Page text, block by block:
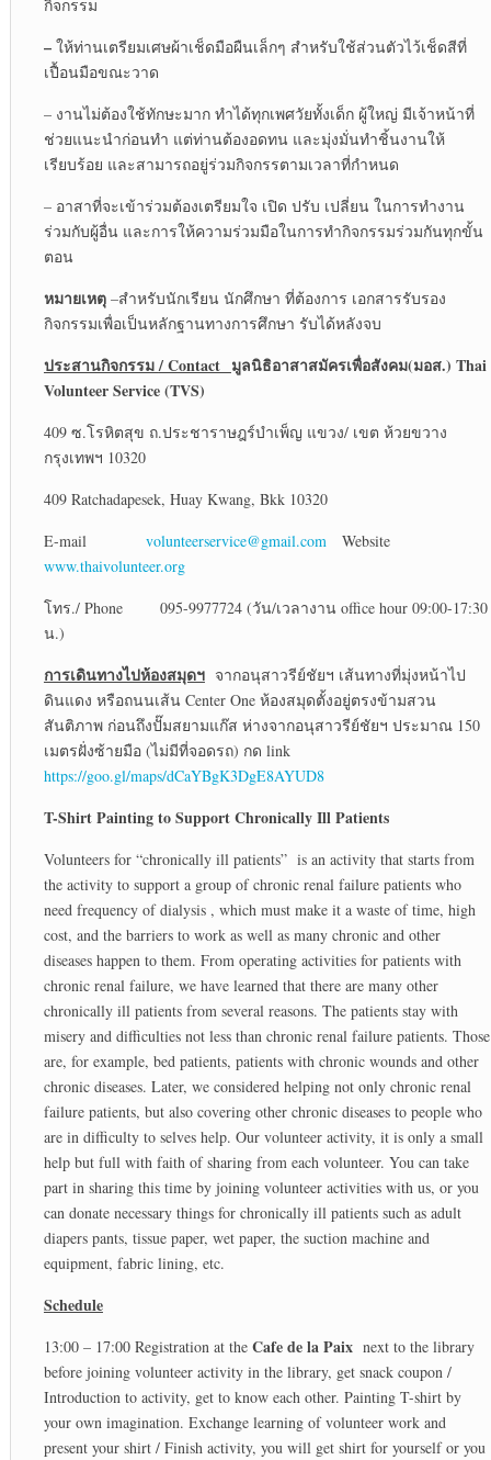
กิจกรรม
– ให้ท่านเตรียมเศษผ้าเช็ดมือผืนเล็กๆ สำหรับใช้ส่วนตัวไว้เช็ดสีที่
เปื้อนมือขณะวาด
– งานไม่ต้องใช้ทักษะมาก ทำได้ทุกเพศวัยทั้งเด็ก ผู้ใหญ่ มีเจ้าหน้าที่
ช่วยแนะนำก่อนทำ แต่ท่านต้องอดทน และมุ่งมั่นทำชิ้นงานให้
เรียบร้อย และสามารถอยู่ร่วมกิจกรรตามเวลาที่กำหนด
– อาสาที่จะเข้าร่วมต้องเตรียมใจ เปิด ปรับ เปลี่ยน ในการทำงาน
ร่วมกับผู้อื่น และการให้ความร่วมมือในการทำกิจกรรมร่วมกันทุกขั้น
ตอน
หมายเหตุ–สำหรับนักเรียน นักศึกษา ที่ต้องการ เอกสารรับรอง
กิจกรรมเพื่อเป็นหลักฐานทางการศึกษา รับได้หลังจบ
ประสานกิจกรรม/ Contact มูลนิธิอาสาสมัครเพื่อสังคม(มอส.) Thai
Volunteer Service (TVS)
409 ซ.โรหิตสุข ถ.ประชาราษฎร์บำเพ็ญ แขวง/ เขต ห้วยขวาง
กรุงเทพฯ 10320
409 Ratchadapesek, Huay Kwang, Bkk 10320
E-mail volunteerservice@gmail.com Website
www.thaivolunteer.org
โทร./ Phone 095-9977724 (วัน/เวลางาน office hour 09:00-17:30
น.)
การเดินทางไปห้องสมุดฯจากอนุสาวรีย์ชัยฯ เส้นทางที่มุ่งหน้าไป
ดินแดง หรือถนนเส้น Center One ห้องสมุดตั้งอยู่ตรงข้ามสวน
สันติภาพ ก่อนถึงปั๊มสยามแก๊ส ห่างจากอนุสาวรีย์ชัยฯ ประมาณ 150
เมตรฝั่งซ้ายมือ (ไม่มีที่จอดรถ) กด link
https://goo.gl/maps/dCaYBgK3DgE8AYUD8
T-Shirt Painting to Support Chronically Ill Patients
Volunteers for “chronically ill patients” is an activity that starts from
the activity to support a group of chronic renal failure patients who
need frequency of dialysis , which must make it a waste of time, high
cost, and the barriers to work as well as many chronic and other
diseases happen to them. From operating activities for patients with
chronic renal failure, we have learned that there are many other
chronically ill patients from several reasons. The patients stay with
misery and difficulties not less than chronic renal failure patients. Those
are, for example, bed patients, patients with chronic wounds and other
chronic diseases. Later, we considered helping not only chronic renal
failure patients, but also covering other chronic diseases to people who
are in difficulty to selves help. Our volunteer activity, it is only a small
help but full with faith of sharing from each volunteer. You can take
part in sharing this time by joining volunteer activities with us, or you
can donate necessary things for chronically ill patients such as adult
diapers pants, tissue paper, wet paper, the suction machine and
equipment, fabric lining, etc.
Schedule
13:00 – 17:00 Registration at the Cafe de la Paix next to the library
before joining volunteer activity in the library, get snack coupon /
Introduction to activity, get to know each other. Painting T-shirt by
your own imagination. Exchange learning of volunteer work and
present your shirt / Finish activity, you will get shirt for yourself or you